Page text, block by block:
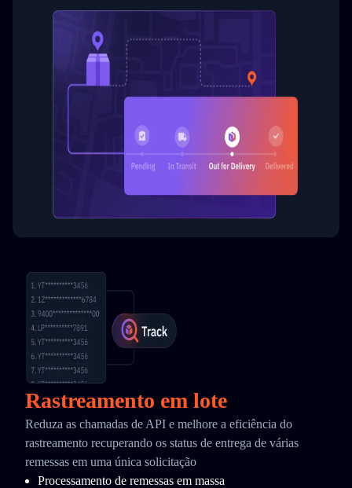
Rastreamento em lote
Reduza as chamadas de API e melhore a eficiência do
rastreamento recuperando os status de entrega de várias
remessas em uma única solicitação
Processamento de remessas em massa